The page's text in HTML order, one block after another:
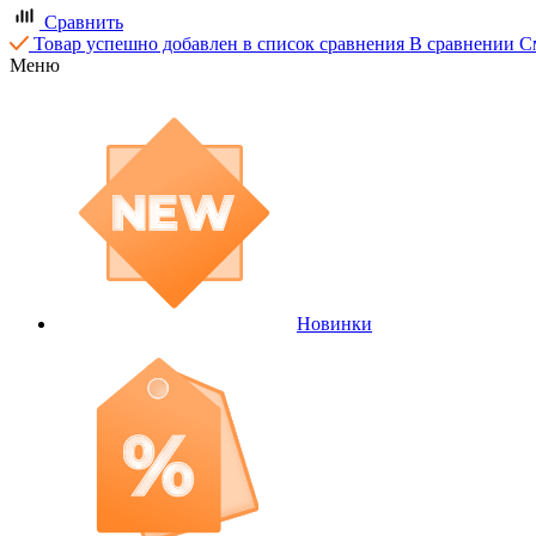
Сравнить
Товар успешно добавлен в список сравнения В сравнении
Меню
Новинки